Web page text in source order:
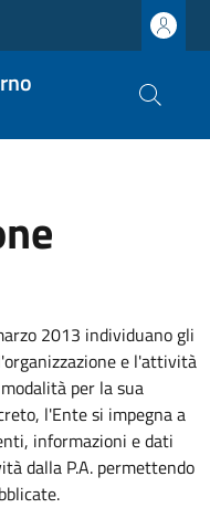
2013 individuano gli
e l'attività
per la sua
l'Ente si impegna a
informazioni e dati
dalla P.A. permettendo